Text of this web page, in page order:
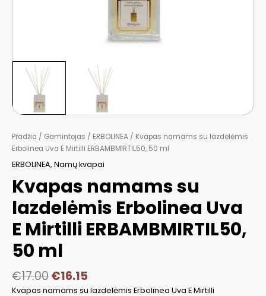
Pradžia / Gamintojas / ERBOLINEA / Kvapas namams su lazdelėmis
Erbolinea Uva E Mirtilli ERBAMBMIRTIL50, 50 ml
ERBOLINEA, Namų kvapai
Kvapas namams su
lazdelėmis Erbolinea Uva
E Mirtilli ERBAMBMIRTIL50,
50 ml
€17.00€16.15
Kvapas namams su lazdelėmis Erbolinea Uva E Mirtilli